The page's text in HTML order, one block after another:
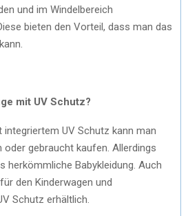
und im Windelbereich
bieten den Vorteil, dass man das
mit UV Schutz?
UV Schutz kann man
gebraucht kaufen. Allerdings
herkömmliche Babykleidung. Auch
den Kinderwagen und
Schutz erhältlich.